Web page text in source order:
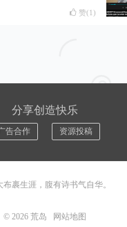
赞(1 )
分享创造快乐
告合作 资源投稿
布裹生涯，腹有诗书气自华。
© 2026 荒岛 网站地图